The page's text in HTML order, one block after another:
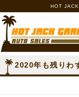
HOT
2020年も残りわ